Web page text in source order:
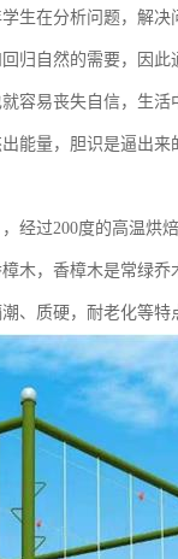
生在分析问题，解
归自然的需要，因
容易丧失自信，生
能量，胆识是逼出
经过200度的高温烘
木，香樟木是常绿
、质硬，耐老化等特